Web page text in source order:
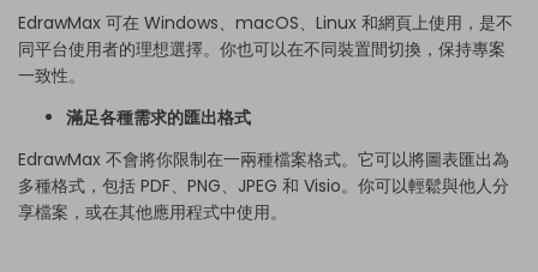
EdrawMax 可在 Windows、macOS、Linux 和網頁上使用，是不
同平台使用者的理想選擇。你也可以在不同裝置間切換，保持專案
一致性。
滿足各種需求的匯出格式
EdrawMax 不會將你限制在一兩種檔案格式。它可以將圖表匯出為
多種格式，包括 PDF、PNG、JPEG 和 Visio。你可以輕鬆與他人分
享檔案，或在其他應用程式中使用。